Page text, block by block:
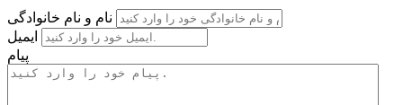
نام و نام خانوادگی
ایمیل
پیام